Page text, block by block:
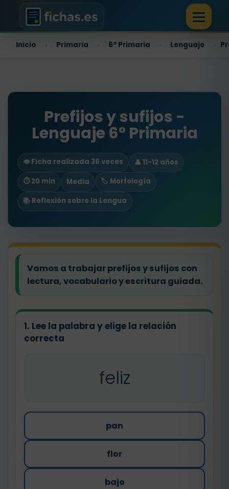
Inicio Primaria 6º Primaria Lenguaje
Prefijos y sufijos -
Lenguaje 6º Primaria
👁️ Ficha realizada 36 veces
👤 11-12 años
⏱ 20 min
Media
🏷️ Morfología
📚 Reflexión sobre la Lengua
Vamos a trabajar prefijos y sufijos con
lectura, vocabulario y escritura guiada.
1. Lee la palabra y elige la relación
correcta
feliz
pan
flor
bajo